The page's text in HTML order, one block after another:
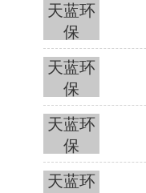
天蓝环
保
天蓝环
保
天蓝环
保
天蓝环